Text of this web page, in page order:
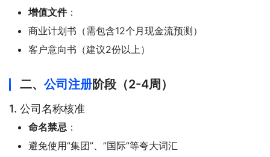
增值文件：
商业计划书（需包含12个月现金流预测）
客户意向书（建议2份以上）
二、 公司注册阶段（2-4周）
1. 公司名称核准
命名禁忌 ：
避免使用”集团”、”国际”等夸大词汇